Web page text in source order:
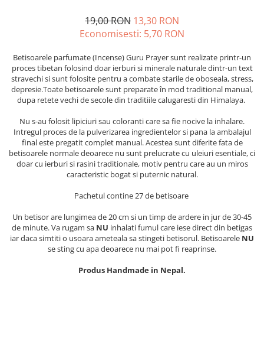
ACCESORII DE IARNĂ
Căciuli
Eșarfe
Bentițe
Mănuși
Jambiere din Lână
Eșarfe Cașmir
19,00 RON 13,30 RON
Economisesti: 5,70 RON
Betisoarele parfumate (Incense) Guru Prayer sunt realizate printr-un
proces tibetan folosind doar ierburi si minerale naturale dintr-un text
stravechi si sunt folosite pentru a combate starile de oboseala, stress,
depresie.Toate betisoarele sunt preparate în mod traditional manual,
dupa retete vechi de secole din traditiile calugaresti din Himalaya.
Nu s-au folosit lipiciuri sau coloranti care sa fie nocive la inhalare.
Intregul proces de la pulverizarea ingredientelor si pana la ambalajul
final este pregatit complet manual. Acestea sunt diferite fata de
betisoarele normale deoarece nu sunt prelucrate cu uleiuri esentiale, ci
doar cu ierburi si rasini traditionale, motiv pentru care au un miros
caracteristic bogat si puternic natural.
Pachetul contine 27 de betisoare
Un betisor are lungimea de 20 cm si un timp de ardere in jur de 30-45
de minute. Va rugam sa NU inhalati fumul care iese direct din betigas
iar daca simtiti o usoara ameteala sa stingeti betisorul. Betisoarele NU
se sting cu apa deoarece nu mai pot fi reaprinse.
Produs Handmade in Nepal.